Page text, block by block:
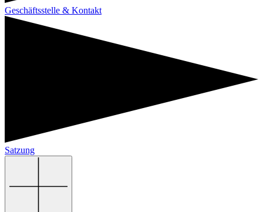
Geschäftsstelle & Kontakt
Satzung